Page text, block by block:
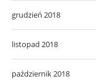
grudzień 2018
listopad 2018
październik 2018